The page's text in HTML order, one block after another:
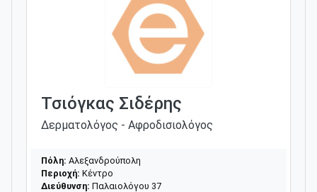
Τσιόγκας Σιδέρης
Δερματολόγος - Αφροδισιολόγος
Πόλη: Αλεξανδρούπολη
Περιοχή: Κέντρο
Διεύθυνση: Παλαιολόγου 37